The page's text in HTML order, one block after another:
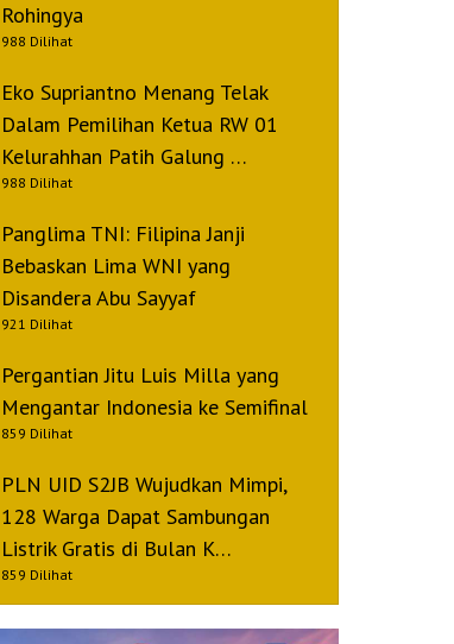
Rohingya
988 Dilihat
Eko Supriantno Menang Telak
Dalam Pemilihan Ketua RW 01
Kelurahhan Patih Galung …
988 Dilihat
Panglima TNI: Filipina Janji
Bebaskan Lima WNI yang
Disandera Abu Sayyaf
921 Dilihat
Pergantian Jitu Luis Milla yang
Mengantar Indonesia ke Semifinal
859 Dilihat
PLN UID S2JB Wujudkan Mimpi,
128 Warga Dapat Sambungan
Listrik Gratis di Bulan K…
859 Dilihat